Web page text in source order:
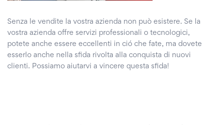
Senza le vendite la vostra azienda non può esistere. Se la
vostra azienda offre servizi professionali o tecnologici,
potete anche essere eccellenti in ció che fate, ma dovete
esserlo anche nella sfida rivolta alla conquista di nuovi
clienti. Possiamo aiutarvi a vincere questa sfida!